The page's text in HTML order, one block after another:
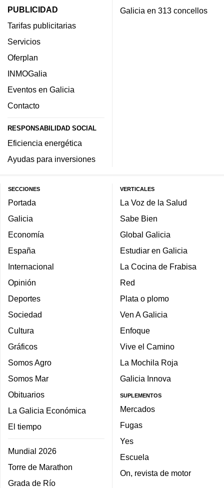
PUBLICIDAD
Tarifas publicitarias
Servicios
Oferplan
INMOGalia
Eventos en Galicia
Contacto
RESPONSABILIDAD SOCIAL
Eficiencia energética
Ayudas para inversiones
Galicia en 313 concellos
SECCIONES
Portada
Galicia
Economía
España
Internacional
Opinión
Deportes
Sociedad
Cultura
Gráficos
Somos Agro
Somos Mar
Obituarios
La Galicia Económica
El tiempo
Mundial 2026
Torre de Marathon
Grada de Río
VERTICALES
La Voz de la Salud
Sabe Bien
Global Galicia
Estudiar en Galicia
La Cocina de Frabisa
Red
Plata o plomo
Ven A Galicia
Enfoque
Vive el Camino
La Mochila Roja
Galicia Innova
SUPLEMENTOS
Mercados
Fugas
Yes
Escuela
On, revista de motor